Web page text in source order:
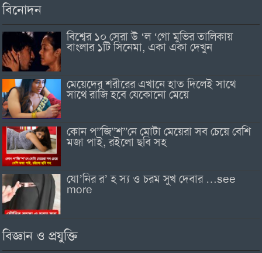
বিনোদন
বিশ্বের ১০ সেরা উ ‘ল ‘গো মুভির তালিকায়
বাংলার ১টি সিনেমা, একা একা দেখুন
মেয়েদের শরীরের এখানে হাত দিলেই সাথে
সাথে রাজি হবে যেকোনো মেয়ে
কোন প”জি”শ”নে মোটা মেয়েরা সব চেয়ে বেশি
মজা পাই, রইলো ছবি সহ
যো’নির র’ হ স্য ও চরম সুখ দেবার …see
more
বিজ্ঞান ও প্রযুক্তি